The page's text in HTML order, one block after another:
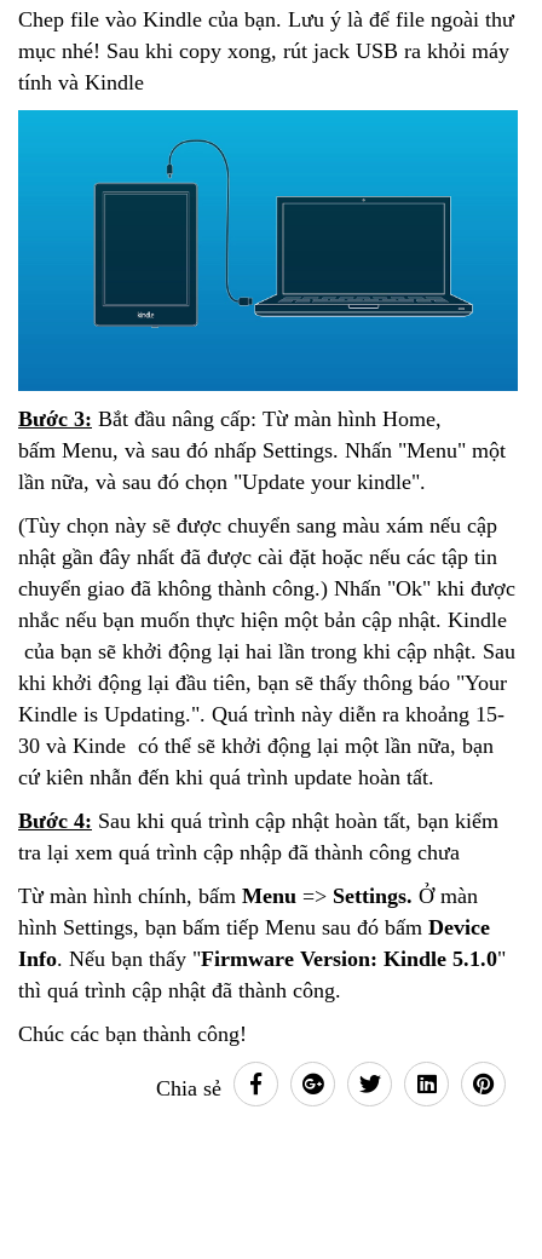
Chep file vào Kindle của bạn. Lưu ý là để file ngoài thư
mục nhé! Sau khi copy xong, rút jack USB ra khỏi máy
tính và Kindle
Bước 3: Bắt đầu nâng cấp: Từ màn hình Home,
bấm Menu, và sau đó nhấp Settings. Nhấn "Menu" một
lần nữa, và sau đó chọn "Update your kindle".
(Tùy chọn này sẽ được chuyển sang màu xám nếu cập
nhật gần đây nhất đã được cài đặt hoặc nếu các tập tin
chuyển giao đã không thành công.) Nhấn "Ok" khi được
nhắc nếu bạn muốn thực hiện một bản cập nhật. Kindle
của bạn sẽ khởi động lại hai lần trong khi cập nhật. Sau
khi khởi động lại đầu tiên, bạn sẽ thấy thông báo "Your
Kindle is Updating.". Quá trình này diễn ra khoảng 15-
30 và Kinde có thể sẽ khởi động lại một lần nữa, bạn
cứ kiên nhẫn đến khi quá trình update hoàn tất.
Bước 4: Sau khi quá trình cập nhật hoàn tất, bạn kiểm
tra lại xem quá trình cập nhập đã thành công chưa
Từ màn hình chính, bấm Menu => Settings. Ở màn
hình Settings, bạn bấm tiếp Menu sau đó bấm Device
Info. Nếu bạn thấy "Firmware Version: Kindle 5.1.0"
thì quá trình cập nhật đã thành công.
Chúc các bạn thành công!
Chia sẻ